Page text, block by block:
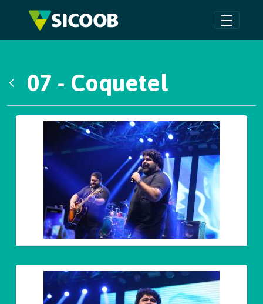
Pular para o Conteúdo principal
07 - Coquetel
Galeria de Mídias